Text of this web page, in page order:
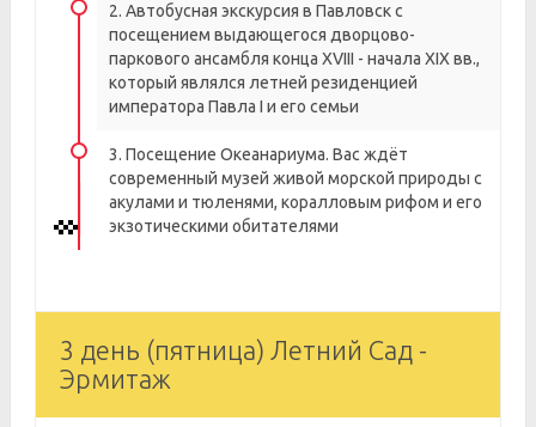
2. Автобусная экскурсия в Павловск с
посещением выдающегося дворцово-
паркового ансамбля конца XVIII - начала XIX вв.,
который являлся летней резиденцией
императора Павла I и его семьи
3. Посещение Океанариума. Вас ждёт
современный музей живой морской природы с
акулами и тюленями, коралловым рифом и его
экзотическими обитателями
3 день (пятница) Летний Сад -
Эрмитаж